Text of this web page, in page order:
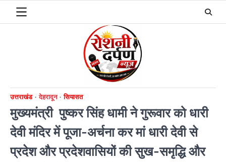
उत्तराखंड देहरादून सियासत
मुख्यमंत्री पुष्कर सिंह धामी ने गुरूवार को धारी
देवी मंदिर में पूजा-अर्चना कर मां धारी देवी से
प्रदेश और प्रदेशवासियों की सुख-समृद्धि और